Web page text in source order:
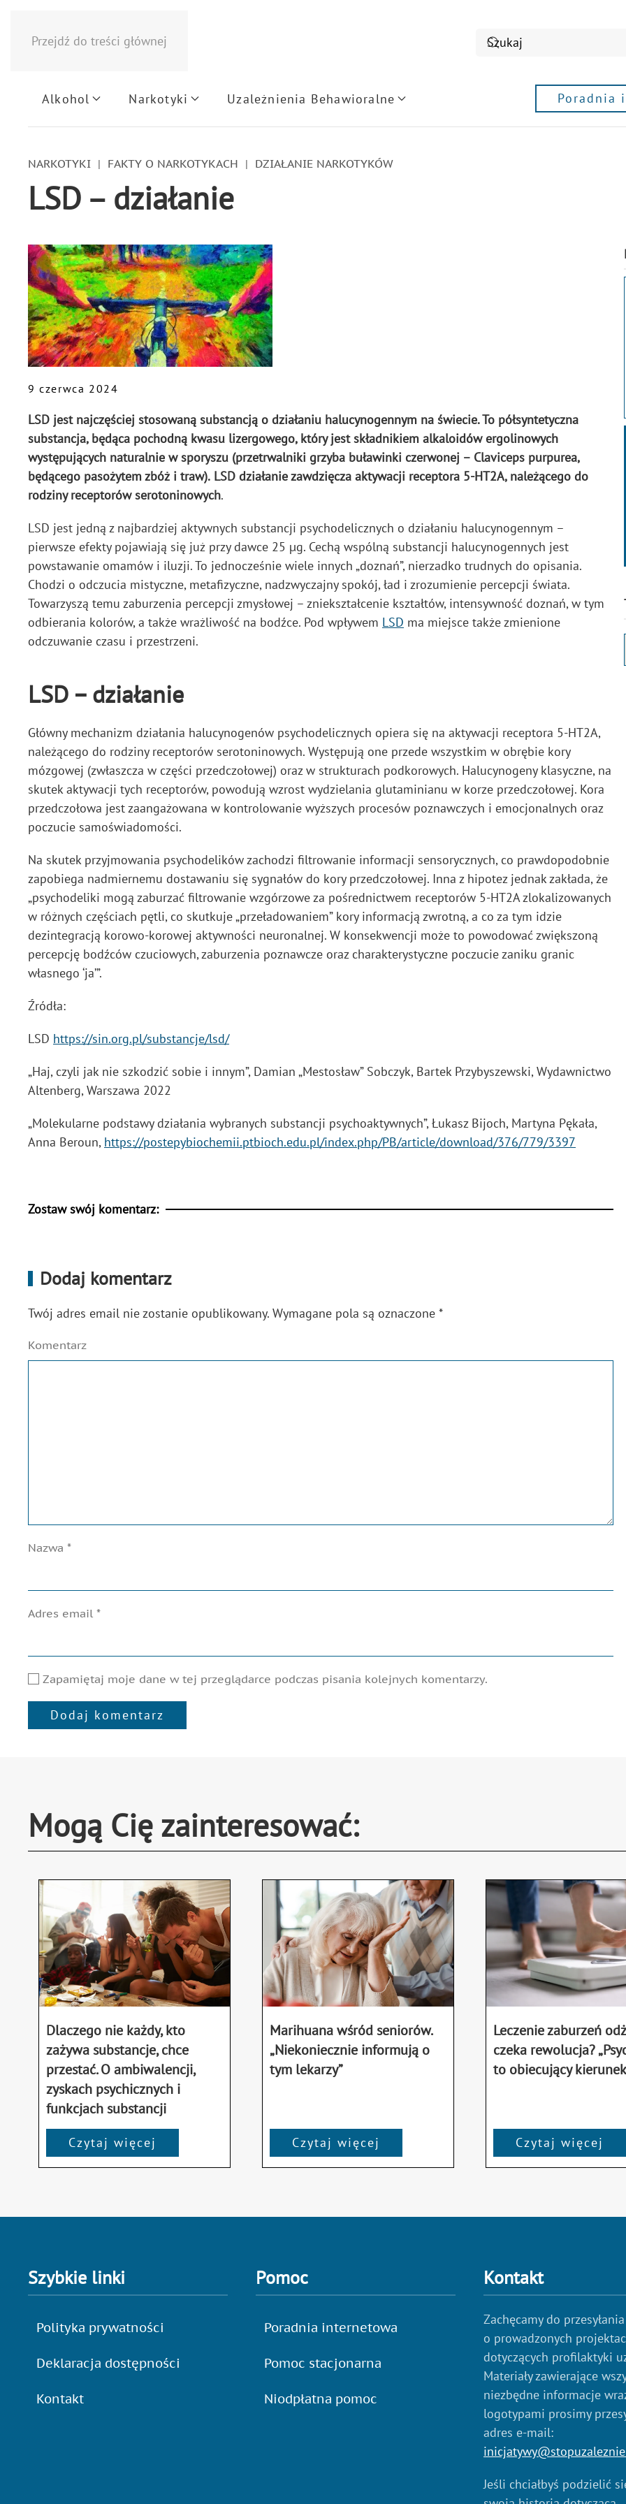
Przejdź do treści głównej
Alkohol Narkotyki Uzależnienia Behawioralne Poradnia
NARKOTYKI FAKTY O NARKOTYKACH DZIAŁANIE NARKOTYKÓW
LSD – działanie
9 czerwca 2024
LSD jest najczęściej stosowaną substancją o działaniu halucynogennym na świecie. To półsyntetyczna
substancja, będąca pochodną kwasu lizergowego, który jest składnikiem alkaloidów ergolinowych
występujących naturalnie w sporyszu (przetrwalniki grzyba buławinki czerwonej – Claviceps purpurea,
będącego pasożytem zbóż i traw). LSD działanie zawdzięcza aktywacji receptora 5-HT2A, należącego do
rodziny receptorów serotoninowych.
LSD jest jedną z najbardziej aktywnych substancji psychodelicznych o działaniu halucynogennym –
pierwsze efekty pojawiają się już przy dawce 25 µg. Cechą wspólną substancji halucynogennych jest
powstawanie omamów i iluzji. To jednocześnie wiele innych „doznań”, nierzadko trudnych do opisania.
Chodzi o odczucia mistyczne, metafizyczne, nadzwyczajny spokój, ład i zrozumienie percepcji świata.
Towarzyszą temu zaburzenia percepcji zmysłowej – zniekształcenie kształtów, intensywność doznań, w tym
odbierania kolorów, a także wrażliwość na bodźce. Pod wpływem LSD ma miejsce także zmienione
odczuwanie czasu i przestrzeni.
LSD – działanie
Główny mechanizm działania halucynogenów psychodelicznych opiera się na aktywacji receptora 5-HT2A,
należącego do rodziny receptorów serotoninowych. Występują one przede wszystkim w obrębie kory
mózgowej (zwłaszcza w części przedczołowej) oraz w strukturach podkorowych. Halucynogeny klasyczne, na
skutek aktywacji tych receptorów, powodują wzrost wydzielania glutaminianu w korze przedczołowej. Kora
przedczołowa jest zaangażowana w kontrolowanie wyższych procesów poznawczych i emocjonalnych oraz
poczucie samoświadomości.
Na skutek przyjmowania psychodelików zachodzi filtrowanie informacji sensorycznych, co prawdopodobnie
zapobiega nadmiernemu dostawaniu się sygnałów do kory przedczołowej. Inna z hipotez jednak zakłada, że
„psychodeliki mogą zaburzać filtrowanie wzgórzowe za pośrednictwem receptorów 5-HT2A zlokalizowanych
w różnych częściach pętli, co skutkuje „przeładowaniem” kory informacją zwrotną, a co za tym idzie
dezintegracją korowo-korowej aktywności neuronalnej. W konsekwencji może to powodować zwiększoną
percepcję bodźców czuciowych, zaburzenia poznawcze oraz charakterystyczne poczucie zaniku granic
własnego ‘ja’”.
Źródła:
LSD https://sin.org.pl/substancje/lsd/
„Haj, czyli jak nie szkodzić sobie i innym”, Damian „Mestosław” Sobczyk, Bartek Przybyszewski, Wydawnictwo
Altenberg, Warszawa 2022
„Molekularne podstawy działania wybranych substancji psychoaktywnych”, Łukasz Bijoch, Martyna Pękała,
Anna Beroun, https://postepybiochemii.ptbioch.edu.pl/index.php/PB/article/download/376/779/3397
Zostaw swój komentarz:
Dodaj komentarz
Twój adres email nie zostanie opublikowany. Wymagane pola są oznaczone *
Komentarz
Nazwa *
Adres email *
Zapamiętaj moje dane w tej przeglądarce podczas pisania kolejnych komentarzy.
Dodaj komentarz
Mogą Cię zainteresować:
Dlaczego nie każdy, kto
zażywa substancje, chce
przestać. O ambiwalencji,
zyskach psychicznych i
funkcjach substancji
Czytaj więcej
Marihuana wśród seniorów.
„Niekoniecznie informują o
tym lekarzy”
Czytaj więcej
Leczenie zaburzeń
czeka rewolucja?
to obiecujący
Czytaj więcej
Szybkie linki
Polityka prywatności
Deklaracja dostępności
Kontakt
Pomoc
Poradnia internetowa
Pomoc stacjonarna
Niodpłatna pomoc
Kontakt
Zachęcamy do
o prowadzonych
dotyczących profilaktyki
Materiały zawierające
niezbędne informacje
logotypami prosimy
adres e-mail:
Jeśli chciałbyś podzielić